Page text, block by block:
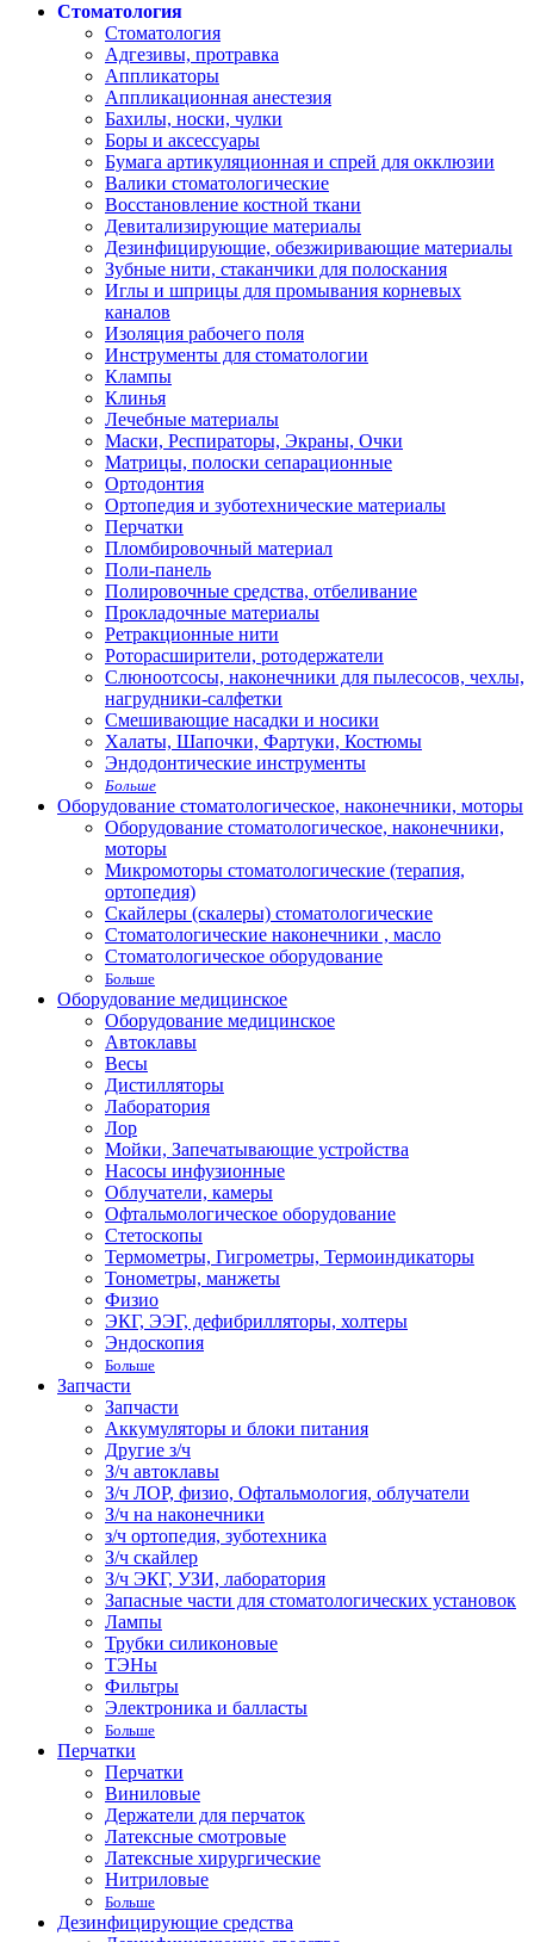
Стоматология
Стоматология
Адгезивы, протравка
Аппликаторы
Аппликационная анестезия
Бахилы, носки, чулки
Боры и аксессуары
Бумага артикуляционная и спрей для окклюзии
Валики стоматологические
Восстановление костной ткани
Девитализирующие материалы
Дезинфицирующие, обезжиривающие материалы
Зубные нити, стаканчики для полоскания
Иглы и шприцы для промывания корневых
каналов
Изоляция рабочего поля
Инструменты для стоматологии
Клампы
Клинья
Лечебные материалы
Маски, Респираторы, Экраны, Очки
Матрицы, полоски сепарационные
Ортодонтия
Ортопедия и зуботехнические материалы
Перчатки
Пломбировочный материал
Поли-панель
Полировочные средства, отбеливание
Прокладочные материалы
Ретракционные нити
Роторасширители, ротодержатели
Слюноотсосы, наконечники для пылесосов, чехлы,
нагрудники-салфетки
Смешивающие насадки и носики
Халаты, Шапочки, Фартуки, Костюмы
Эндодонтические инструменты
Больше
Оборудование стоматологическое, наконечники, моторы
Оборудование стоматологическое, наконечники,
моторы
Микромоторы стоматологические (терапия,
ортопедия)
Скайлеры (скалеры) стоматологические
Стоматологические наконечники , масло
Стоматологическое оборудование
Больше
Оборудование медицинское
Оборудование медицинское
Автоклавы
Весы
Дистилляторы
Лаборатория
Лор
Мойки, Запечатывающие устройства
Насосы инфузионные
Облучатели, камеры
Офтальмологическое оборудование
Стетоскопы
Термометры, Гигрометры, Термоиндикаторы
Тонометры, манжеты
Физио
ЭКГ, ЭЭГ, дефибрилляторы, холтеры
Эндоскопия
Больше
Запчасти
Запчасти
Аккумуляторы и блоки питания
Другие з/ч
З/ч автоклавы
З/ч ЛОР, физио, Офтальмология, облучатели
З/ч на наконечники
з/ч ортопедия, зуботехника
З/ч скайлер
З/ч ЭКГ, УЗИ, лаборатория
Запасные части для стоматологических установок
Лампы
Трубки силиконовые
ТЭНы
Фильтры
Электроника и балласты
Больше
Перчатки
Перчатки
Виниловые
Держатели для перчаток
Латексные смотровые
Латексные хирургические
Нитриловые
Больше
Дезинфицирующие средства